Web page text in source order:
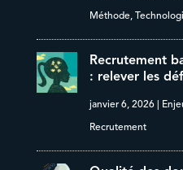
Méthode,
Recrutement
: relever les
janvier 6, 2026|
Recrutement